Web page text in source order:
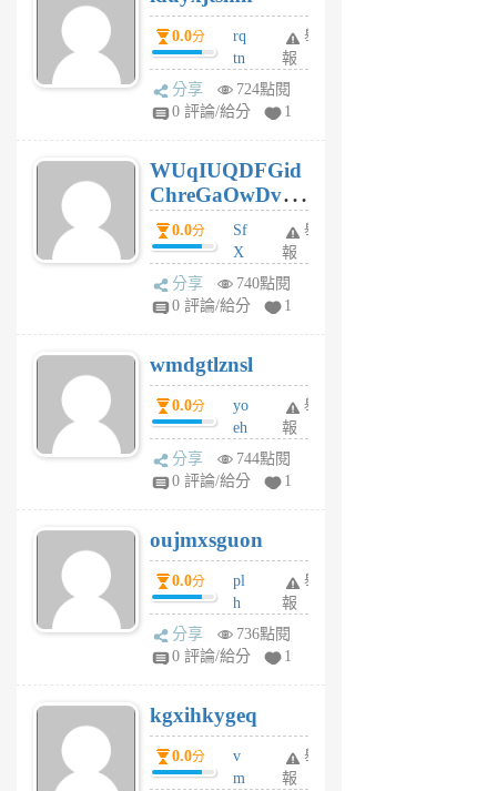
前
0.0分
rq
tn
jt
gl
個
月
前
舉
報
分享
724點閱
0 評論/給分
1
WUqIUQDFGid
ChreGaOwDv
dY0.0分
Sf
X
Pe
Jc
R
P
m
v
A
V
個
月
前
舉
報
分享
740點閱
0 評論/給分
1
wmdgtlznsl
0.0分
yo
eh
ld
gy
個
月
前
舉
報
分享
744點閱
0 評論/給分
1
oujmxsguon
0.0分
pl
h
wi
w
6
個
月
前
舉
報
分享
736點閱
0 評論/給分
1
kgxihkygeq
0.0分
v
m
舉
報